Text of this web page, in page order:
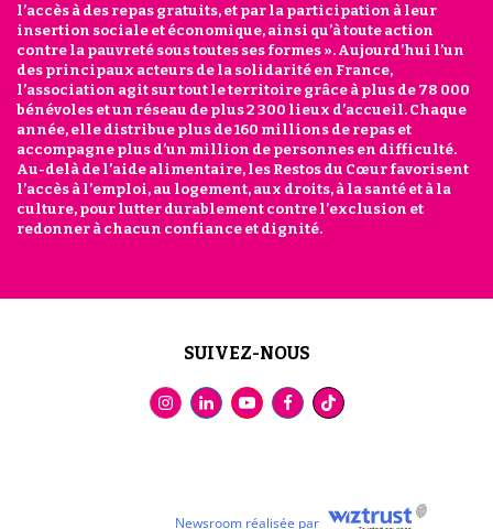
l’accès à des repas gratuits, et par la participation à leur
insertion sociale et économique, ainsi qu’à toute action
contre la pauvreté sous toutes ses formes ». Aujourd’hui l’un
des principaux acteurs de la solidarité en France,
l’association agit sur tout le territoire grâce à plus de 78 000
bénévoles et un réseau de plus 2 300 lieux d’accueil. Chaque
année, elle distribue plus de 160 millions de repas et
accompagne plus d’un million de personnes en difficulté.
Au-delà de l’aide alimentaire, les Restos du Cœur favorisent
l’accès à l’emploi, au logement, aux droits, à la santé et à la
culture, pour lutter durablement contre l’exclusion et
redonner à chacun confiance et dignité.
SUIVEZ-NOUS
Newsroom réalisée par